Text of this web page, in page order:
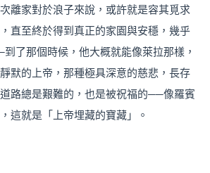
離家對於浪子來說，或許就是容其覓求
直至終於得到真正的家園與安穩，幾乎
了那個時候，他大概就能像萊拉那樣，
默的上帝，那種極具深意的慈悲，長存
路總是艱難的，也是被祝福的──像羅賓
這就是「上帝埋藏的寶藏」。